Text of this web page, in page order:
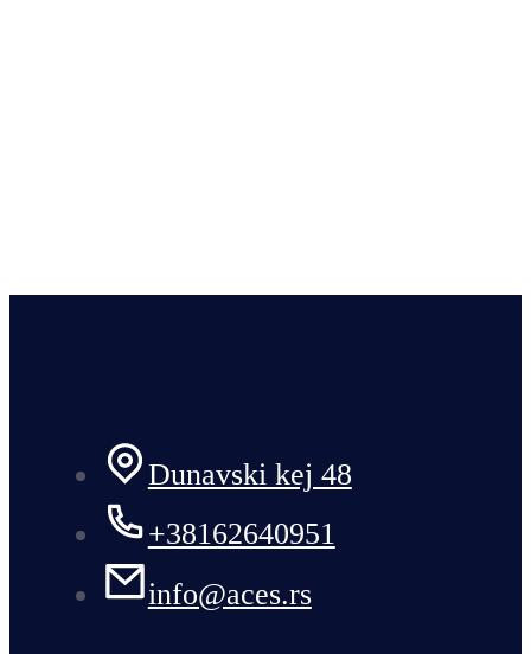
Dunavski kej 48
+38162640951
info@aces.rs